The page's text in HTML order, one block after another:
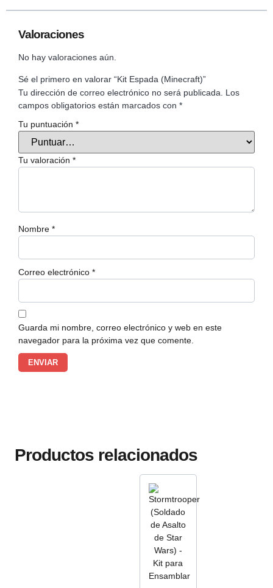
Valoraciones
No hay valoraciones aún.
Sé el primero en valorar “Kit Espada (Minecraft)”
Tu dirección de correo electrónico no será publicada.
Los
campos obligatorios están marcados con *
Tu puntuación *
Tu valoración *
Nombre *
Correo electrónico *
Guarda mi nombre, correo electrónico y web en este
navegador para la próxima vez que comente.
Productos relacionados